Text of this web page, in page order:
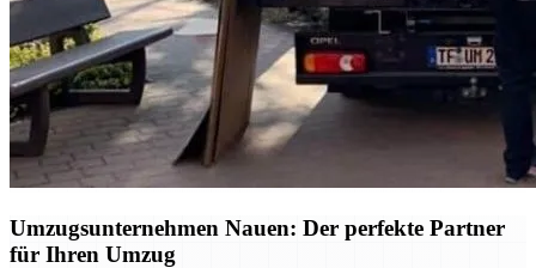
Umzugsunternehmen Nauen: Der perfekte Partner
für Ihren Umzug